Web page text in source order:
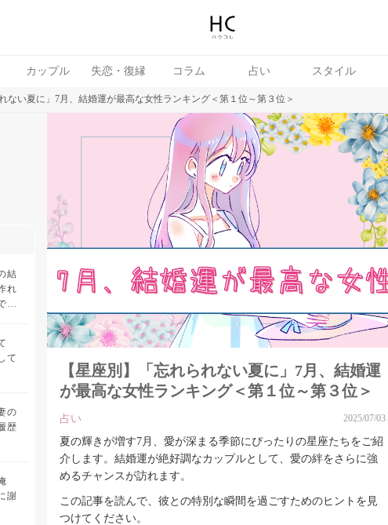
カップル 失恋・復縁 コラム 占い スタイル
ない夏に」7月、結婚運が最高な女性ランキング＜第１位～第３位＞
結
れ
彼
て
の
歴
謝
【星座別】「忘れられない夏に」7月、結婚運
が最高な女性ランキング＜第１位～第３位＞
占い 2025/07/03
夏の輝きが増す7月、愛が深まる季節にぴったりの星座たちをご紹
介します。結婚運が絶好調なカップルとして、愛の絆をさらに強
めるチャンスが訪れます。
この記事を読んで、彼との特別な瞬間を過ごすためのヒントを見
つけてください。